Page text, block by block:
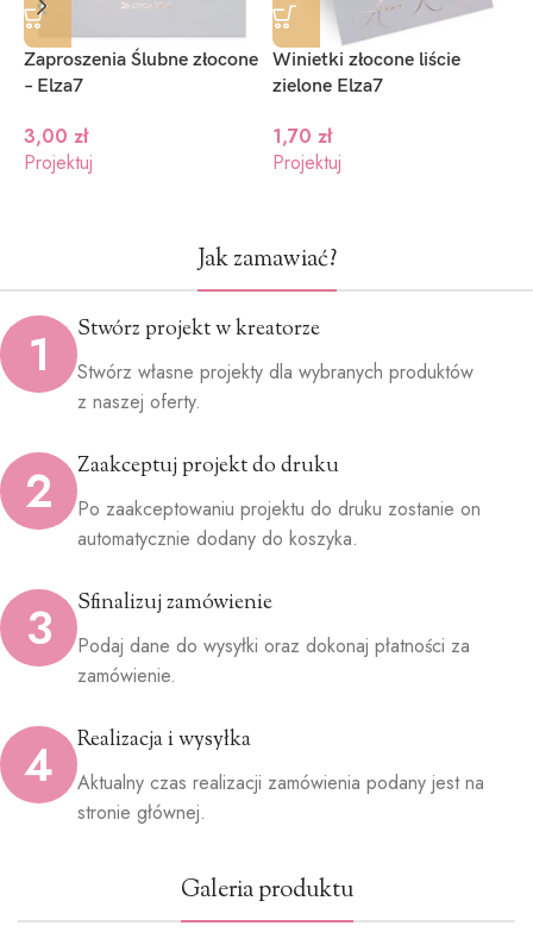
Zaproszenia Ślubne złocone
– Elza7
3,00 zł
Projektuj
Winietki złocone liście
zielone Elza7
1,70 zł
Projektuj
Jak zamawiać?
1 Stwórz projekt w kreatorze
Stwórz własne projekty dla wybranych produktów
z naszej oferty.
2 Zaakceptuj projekt do druku
Po zaakceptowaniu projektu do druku zostanie on
automatycznie dodany do koszyka.
3 Sfinalizuj zamówienie
Podaj dane do wysyłki oraz dokonaj płatności za
zamówienie.
4 Realizacja i wysyłka
Aktualny czas realizacji zamówienia podany jest na
stronie głównej.
Galeria produktu